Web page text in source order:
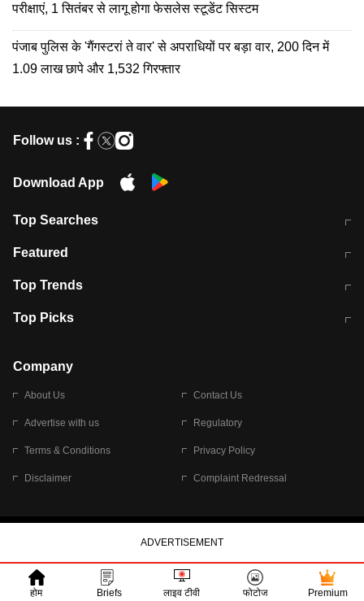
परीक्षाएं, 1 सितंबर से लागू होगा फेसलेस स्टूडेंट सिस्टम
पंजाब पुलिस के 'गैंगस्टरां ते वार' से अपराधियों पर बड़ा वार, 200 दिन में
1.09 लाख छापे और 1,532 गिरफ्तार
Follow us :
Download App
Top Searches
मुंबई में लगे 'जेन जी' के पोस्टर, लिखा- 'मैं
Featured
10 अगस्त को विधानसभा का घेराव करेंगे
Top Trends
RBI का नया नियम: अब बैंकों को अपनी सभी
Top Picks
बारिश की चेतावनी
Company
About Us Contact Us
Advertise with us Regulatory
Terms & Conditions Privacy Policy
Disclaimer Complaint Redressal
होम Briefs लाइव टीवी फोटोज Premium